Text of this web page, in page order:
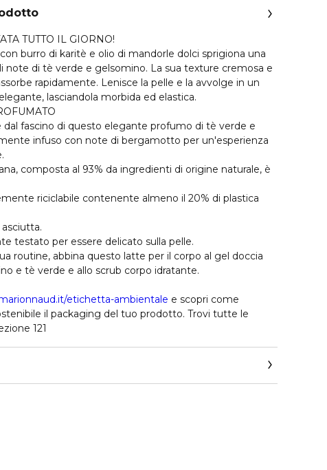
TUTTO IL GIORNO!
burro di karitè e olio di mandorle dolci sprigiona una
note di tè verde e gelsomino. La sua texture cremosa e
rapidamente. Lenisce la pelle e la avvolge in un
lasciandola morbida ed elastica.
dal fascino di questo elegante profumo di tè verde e
infuso con note di bergamotto per un'esperienza
composta al 93% da ingredienti di origine naturale, è
riciclabile contenente almeno il 20% di plastica
testato per essere delicato sulla pelle.
routine, abbina questo latte per il corpo al gel doccia
e tè verde e allo scrub corpo idratante.
etichetta-ambientale e scopri come
il packaging del tuo prodotto. Trovi tutte le
121